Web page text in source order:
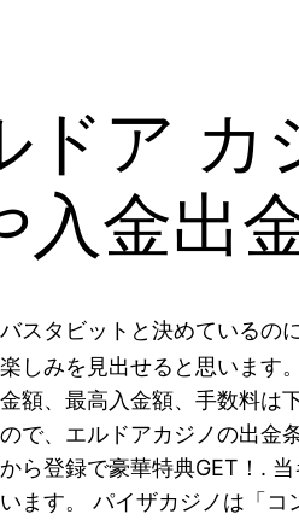
ドア カ
入金出
スタビットと決めているの
しみを見出せると思います
額、最高入金額、手数料は
で、エルドアカジノの出金
ら登録で豪華特典GET！.
ます。 パイザカジノは「